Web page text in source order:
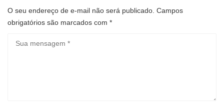
O seu endereço de e-mail não será publicado. Campos
obrigatórios são marcados com *